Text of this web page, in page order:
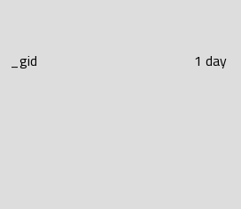
_gid 1 day